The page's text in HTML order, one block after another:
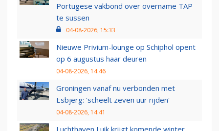
Portugese vakbond over overname TAP
te sussen
04-08-2026, 15:33
Nieuwe Privium-lounge op Schiphol opent
op 6 augustus haar deuren
04-08-2026, 14:46
Groningen vanaf nu verbonden met
Esbjerg: 'scheelt zeven uur rijden'
04-08-2026, 14:41
Luchthaven Luik krijgt komende winter